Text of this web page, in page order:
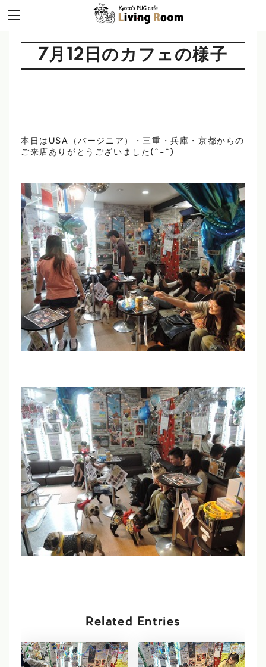
7月12日のカフェの様子
本日はUSA（バージニア）・三重・兵庫・京都からの
ご来店ありがとうございました(^-^)
Related Entries